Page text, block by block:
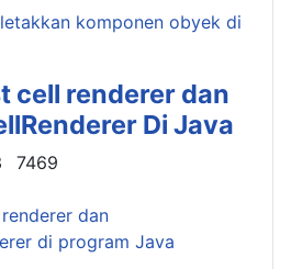
cell renderer dan
Di Java
7469